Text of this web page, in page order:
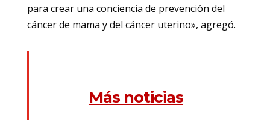
para crear una conciencia de prevención del
cáncer de mama y del cáncer uterino», agregó.
Más noticias